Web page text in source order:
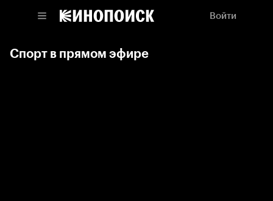
Войти
Спорт в прямом эфире